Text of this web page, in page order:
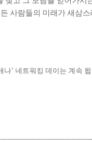
든 사람들의 미래가 새삼
나’ 네트워킹 데이는 계속